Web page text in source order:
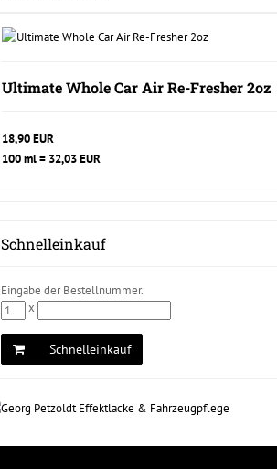
Ultimate Whole Car Air Re-Fresher 2oz
18,90 EUR
100 ml = 32,03 EUR
Schnelleinkauf
Eingabe der Bestellnummer.
x
Schnelleinkauf